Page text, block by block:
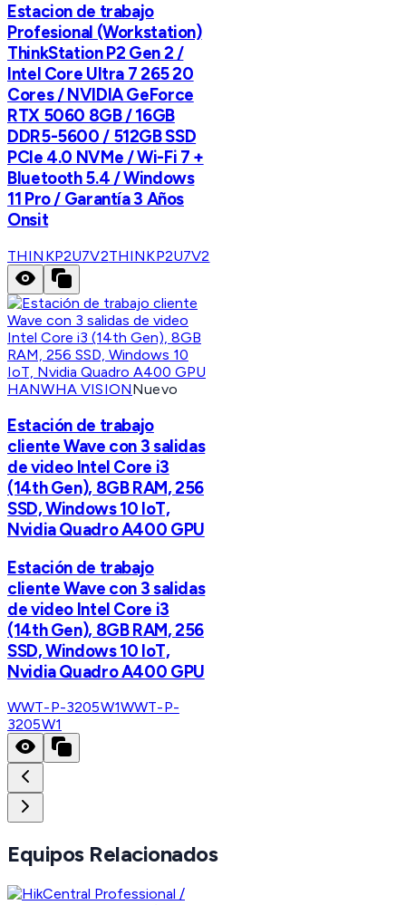
Estacion de trabajo
Profesional (Workstation)
ThinkStation P2 Gen 2 /
Intel Core Ultra 7 265 20
Cores / NVIDIA GeForce
RTX 5060 8GB / 16GB
DDR5-5600 / 512GB SSD
PCIe 4.0 NVMe / Wi-Fi 7 +
Bluetooth 5.4 / Windows
11 Pro / Garantía 3 Años
Onsit
THINKP2U7V2THINKP2U7V2
HANWHA VISIONNuevo
Estación de trabajo
cliente Wave con 3 salidas
de video Intel Core i3
(14th Gen), 8GB RAM, 256
SSD, Windows 10 IoT,
Nvidia Quadro A400 GPU
Estación de trabajo
cliente Wave con 3 salidas
de video Intel Core i3
(14th Gen), 8GB RAM, 256
SSD, Windows 10 IoT,
Nvidia Quadro A400 GPU
WWT-P-3205W1WWT-P-
3205W1
Equipos Relacionados